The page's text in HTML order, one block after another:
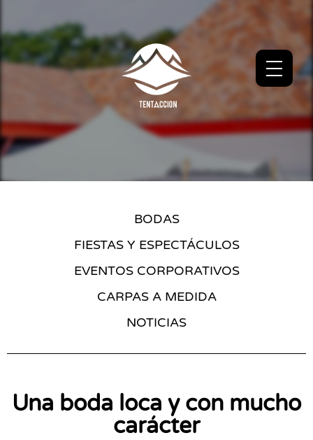
BODAS
FIESTAS Y ESPECTÁCULOS
EVENTOS CORPORATIVOS
CARPAS A MEDIDA
NOTICIAS
Una boda loca y con mucho
carácter